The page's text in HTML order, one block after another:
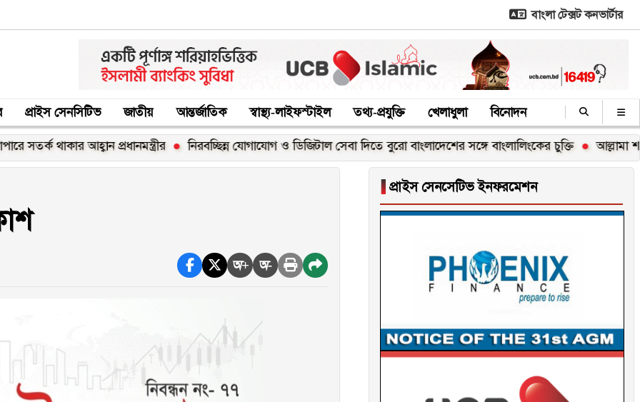
বাংলা টেক্সট কনভার্টার
প্রাইস সেনসিটিভ জাতীয় আন্তর্জাতিক স্বাস্থ্য-লাইফস্টাইল তথ্য-প্রযুক্তি খেলাধুলা বিনোদন
থাকার আহ্বান প্রধানমন্ত্রীর নিরবচ্ছিন্ন যোগাযোগ ও ডিজিটাল সেবা দিতে বুরো বাংলাদেশের সঙ্গে বাংলালিংকের চুক্তি আল্লামা শাহ
অ+ অ-
▐ প্রাইস সেনসেটিভ ইনফরমেশন